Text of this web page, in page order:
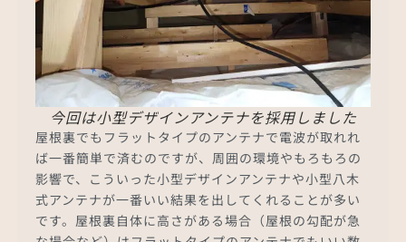
今回は小型デザインアンテナを採用しました
屋根裏でもフラットタイプのアンテナで電波が取れれ
ば一番簡単で済むのですが、周囲の環境やもろもろの
影響で、こういった小型デザインアンテナや小型八木
式アンテナが一番いい結果を出してくれることが多い
です。屋根裏自体に高さがある場合（屋根の勾配が急